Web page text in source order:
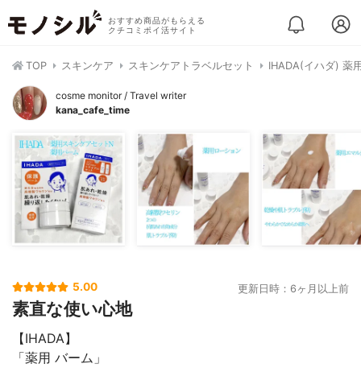
おすすめ商品がもらえる
クチコミポイ活サイト
TOP スキンケア スキンケアトラベルセット IHADA(イハダ) 薬
cosme monitor / Travel writer
kana_cafe_time
5.00 更新日時：6ヶ月以上前
素直な使い心地
【IHADA】
「薬用 バーム」